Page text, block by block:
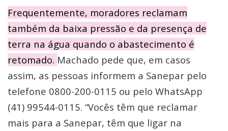
Frequentemente, moradores reclamam
também da baixa pressão e da presença de
terra na água quando o abastecimento é
retomado. Machado pede que, em casos
assim, as pessoas informem a Sanepar pelo
telefone 0800-200-0115 ou pelo WhatsApp
(41) 99544-0115. “Vocês têm que reclamar
mais para a Sanepar, têm que ligar na